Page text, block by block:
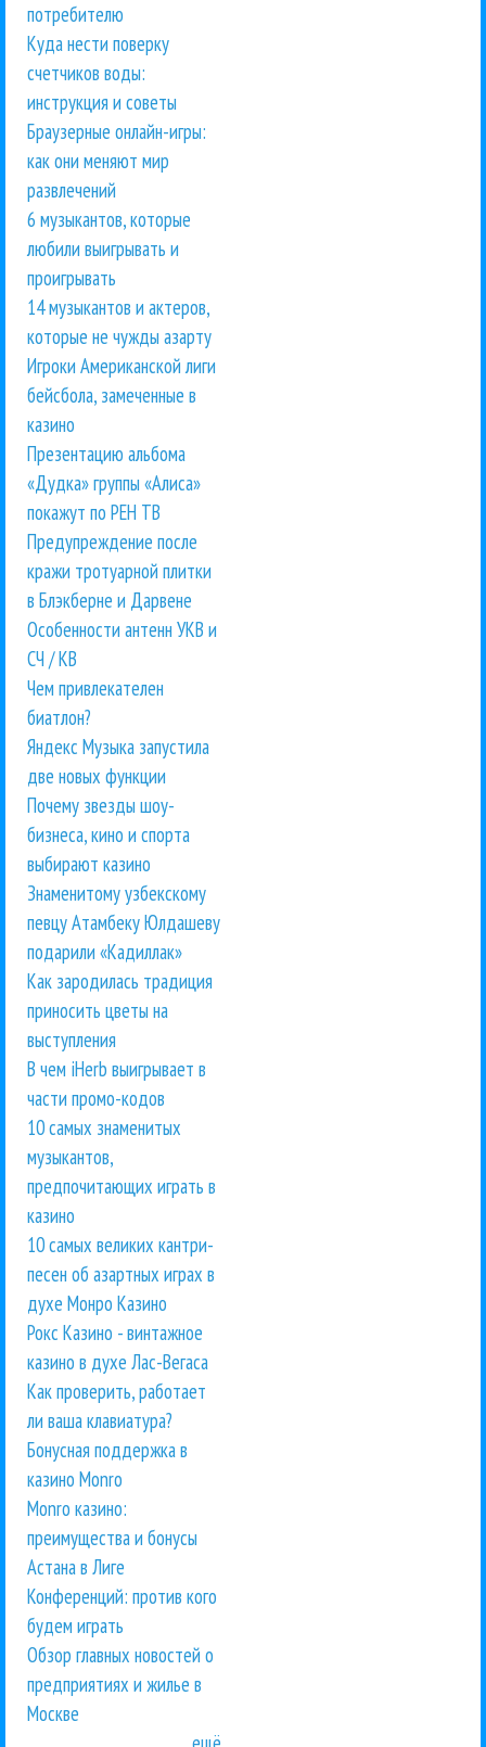
потребителю
Куда нести поверку
счетчиков воды:
инструкция и советы
Браузерные онлайн-игры:
как они меняют мир
развлечений
6 музыкантов, которые
любили выигрывать и
проигрывать
14 музыкантов и актеров,
которые не чужды азарту
Игроки Американской лиги
бейсбола, замеченные в
казино
Презентацию альбома
«Дудка» группы «Алиса»
покажут по РЕН ТВ
Предупреждение после
кражи тротуарной плитки
в Блэкберне и Дарвене
Особенности антенн УКВ и
СЧ / КВ
Чем привлекателен
биатлон?
Яндекс Музыка запустила
две новых функции
Почему звезды шоу-
бизнеса, кино и спорта
выбирают казино
Знаменитому узбекскому
певцу Атамбеку Юлдашеву
подарили «Кадиллак»
Как зародилась традиция
приносить цветы на
выступления
В чем iHerb выигрывает в
части промо-кодов
10 самых знаменитых
музыкантов,
предпочитающих играть в
казино
10 самых великих кантри-
песен об азартных играх в
духе Монро Казино
Рокс Казино - винтажное
казино в духе Лас-Вегаса
Как проверить, работает
ли ваша клавиатура?
Бонусная поддержка в
казино Monro
Monro казино:
преимущества и бонусы
Астана в Лиге
Конференций: против кого
будем играть
Обзор главных новостей о
предприятиях и жилье в
Москве